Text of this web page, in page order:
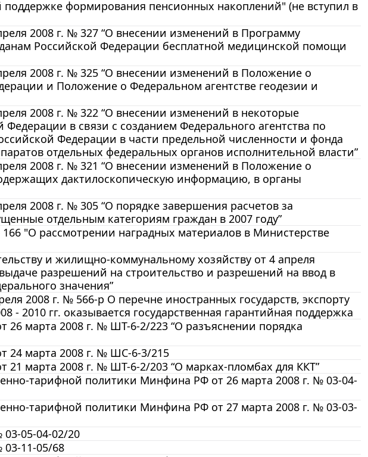
поддержке формирования пенсионных накоплений" (не вступил в
2008 г. № 327 “О внесении изменений в Программу
Российской Федерации бесплатной медицинской помощи
2008 г. № 325 “О внесении изменений в Положение о
и Положение о Федеральном агентстве геодезии и
2008 г. № 322 “О внесении изменений в некоторые
в связи с созданием Федерального агентства по
Федерации в части предельной численности и фонда
отдельных федеральных органов исполнительной власти”
2008 г. № 321 “О внесении изменений в Положение о
дактилоскопическую информацию, в органы
2008 г. № 305 “О порядке завершения расчетов за
отдельным категориям граждан в 2007 году”
"О рассмотрении наградных материалов в Министерстве
и жилищно-коммунальному хозяйству от 4 апреля
разрешений на строительство и разрешений на ввод в
значения”
2008 г. № 566-р О перечне иностранных государств, экспорту
2010 гг. оказывается государственная гарантийная поддержка
марта 2008 г. № ШТ-6-2/223 “О разъяснении порядка
24 марта 2008 г. № ШС-6-3/215
марта 2008 г. № ШТ-6-2/203 “О марках-пломбах для ККТ”
тарифной политики Минфина РФ от 26 марта 2008 г. № 03-04-
тарифной политики Минфина РФ от 27 марта 2008 г. № 03-03-
05-04-02/20
11-05/68